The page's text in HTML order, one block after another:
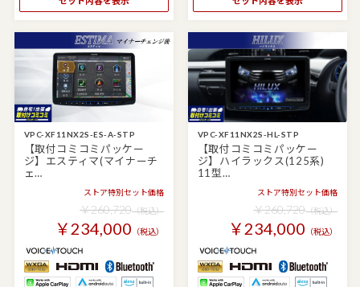
VPC-XF11NX2S-ES-A-STP
【取付コミコミパッケー
ジ】エスティマ(マイナーチ
ェ…
ストア特別セット価格
￥260,720（税込）
￥234,000 （税込）
VPC-XF11NX2S-HL-STP
【取付コミコミパッケー
ジ】ハイラックス(125系)
11型…
ストア特別セット価格
￥260,720（税込）
￥234,000 （税込）